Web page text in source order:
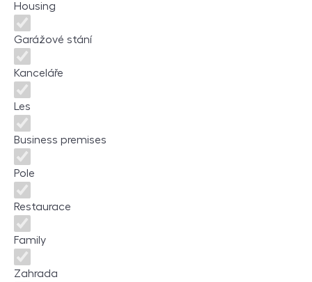
Housing
Garážové stání
Kanceláře
Les
Business premises
Pole
Restaurace
Family
Zahrada